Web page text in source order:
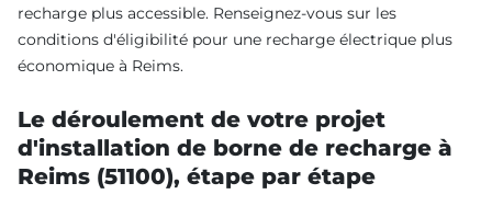
recharge plus accessible. Renseignez-vous sur les
conditions d'éligibilité pour une recharge électrique plus
économique à Reims.
Le déroulement de votre projet
d'installation de borne de recharge à
Reims (51100), étape par étape